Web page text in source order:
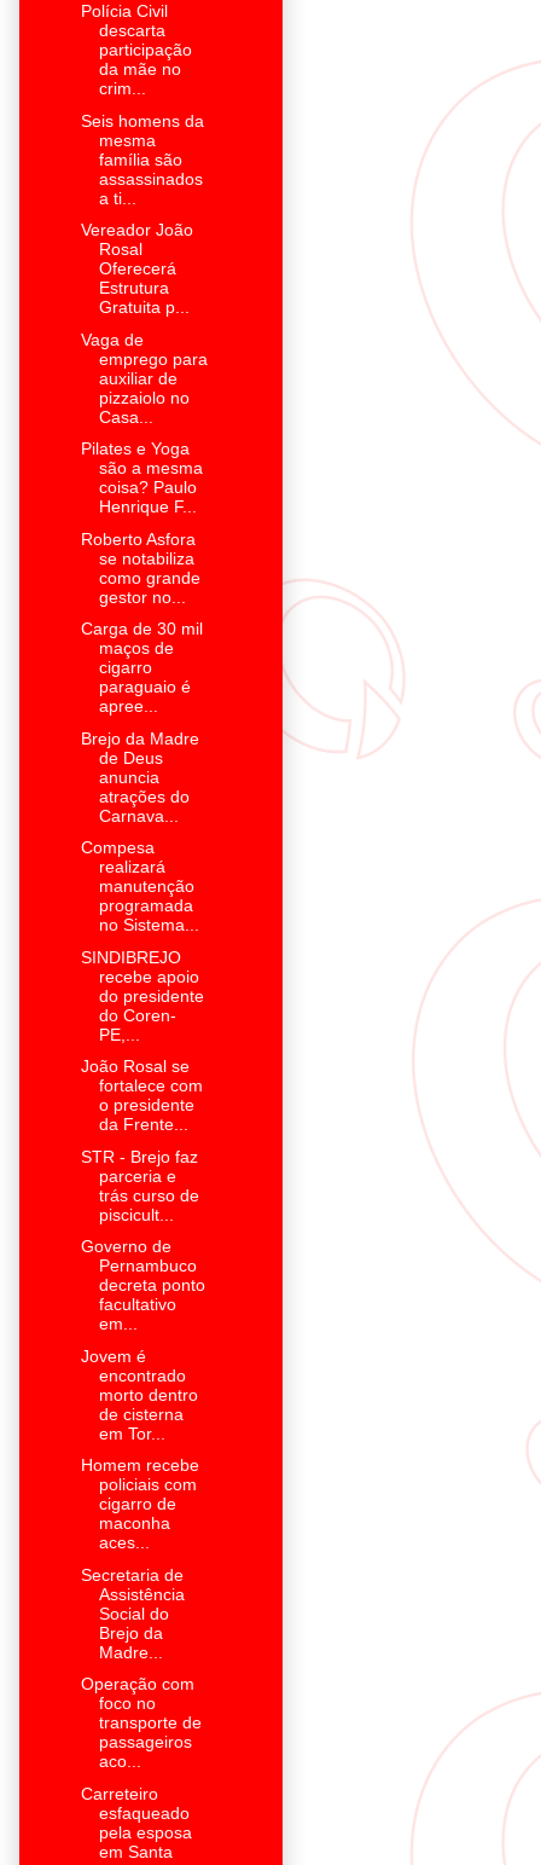
Polícia Civil
descarta
participação
da mãe no
crim...
Seis homens da
mesma
família são
assassinados
a ti...
Vereador João
Rosal
Oferecerá
Estrutura
Gratuita p...
Vaga de
emprego para
auxiliar de
pizzaiolo no
Casa...
Pilates e Yoga
são a mesma
coisa? Paulo
Henrique F...
Roberto Asfora
se notabiliza
como grande
gestor no...
Carga de 30 mil
maços de
cigarro
paraguaio é
apree...
Brejo da Madre
de Deus
anuncia
atrações do
Carnava...
Compesa
realizará
manutenção
programada
no Sistema...
SINDIBREJO
recebe apoio
do presidente
do Coren-
PE,...
João Rosal se
fortalece com
o presidente
da Frente...
STR - Brejo faz
parceria e
trás curso de
piscicult...
Governo de
Pernambuco
decreta ponto
facultativo
em...
Jovem é
encontrado
morto dentro
de cisterna
em Tor...
Homem recebe
policiais com
cigarro de
maconha
aces...
Secretaria de
Assistência
Social do
Brejo da
Madre...
Operação com
foco no
transporte de
passageiros
aco...
Carreteiro
esfaqueado
pela esposa
em Santa